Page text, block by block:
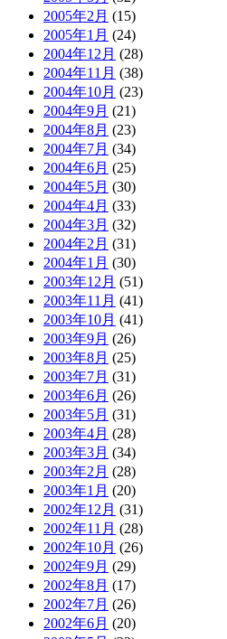
2005年2月 (15)
2005年1月 (24)
2004年12月 (28)
2004年11月 (38)
2004年10月 (23)
2004年9月 (21)
2004年8月 (23)
2004年7月 (34)
2004年6月 (25)
2004年5月 (30)
2004年4月 (33)
2004年3月 (32)
2004年2月 (31)
2004年1月 (30)
2003年12月 (51)
2003年11月 (41)
2003年10月 (41)
2003年9月 (26)
2003年8月 (25)
2003年7月 (31)
2003年6月 (26)
2003年5月 (31)
2003年4月 (28)
2003年3月 (34)
2003年2月 (28)
2003年1月 (20)
2002年12月 (31)
2002年11月 (28)
2002年10月 (26)
2002年9月 (29)
2002年8月 (17)
2002年7月 (26)
2002年6月 (20)